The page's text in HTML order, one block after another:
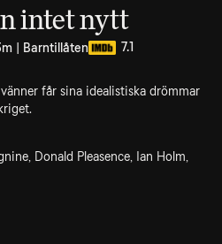
intet nytt
| Barntillåten 7.1
får sina idealistiska drömmar
Donald Pleasence, Ian Holm,